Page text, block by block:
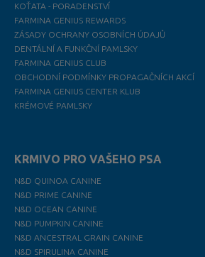
KOŤATA - PORADENSTVÍ
FARMINA GENIUS REWARDS
ZÁSADY OCHRANY OSOBNÍCH ÚDAJŮ
DENTÁLNÍ A FUNKČNÍ PAMLSKY
FARMINA GENIUS CLUB
OBCHODNÍ PODMÍNKY PROPAGAČNÍCH AKCÍ
FARMINA GENIUS CENTER KLUB
KRÉMOVÉ PAMLSKY
KRMIVO PRO VAŠEHO PSA
N&D QUINOA CANINE
N&D PRIME CANINE
N&D OCEAN CANINE
N&D PUMPKIN CANINE
N&D ANCESTRAL GRAIN CANINE
N&D SPIRULINA CANINE